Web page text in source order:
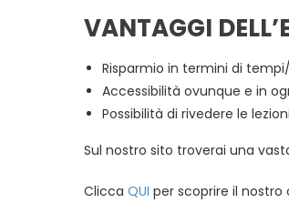
VANTAGGI
Risparmio in termini di
Accessibilità ovunque e in
Possibilità di rivedere le
Sul nostro sito troverai una
Clicca QUI per scoprire il